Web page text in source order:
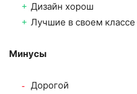
Дизайн хорош
Лучшие в своем
Минусы
Дорогой